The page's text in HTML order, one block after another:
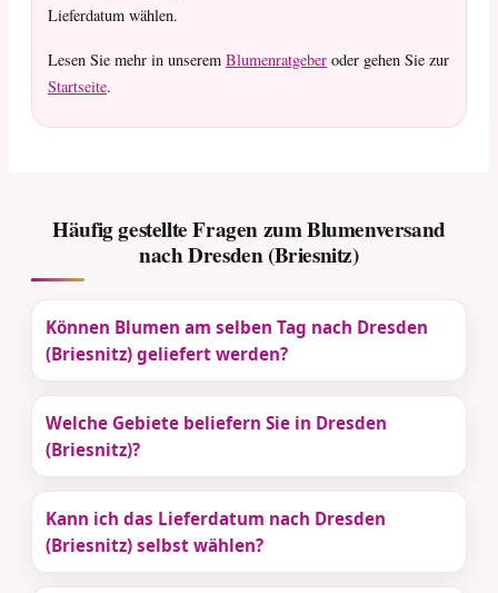
Lieferdatum wählen.
Lesen Sie mehr in unserem Blumenratgeber oder gehen Sie zur
Startseite.
Häufig gestellte Fragen zum Blumenversand
nach Dresden (Briesnitz)
Können Blumen am selben Tag nach Dresden
(Briesnitz) geliefert werden?
Welche Gebiete beliefern Sie in Dresden
(Briesnitz)?
Kann ich das Lieferdatum nach Dresden
(Briesnitz) selbst wählen?